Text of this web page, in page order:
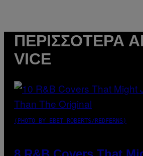
ΠΕΡΙΣΣΌΤΕΡΑ
VICE
(PHOTO BY EBET ROBERTS/REDFERNS)